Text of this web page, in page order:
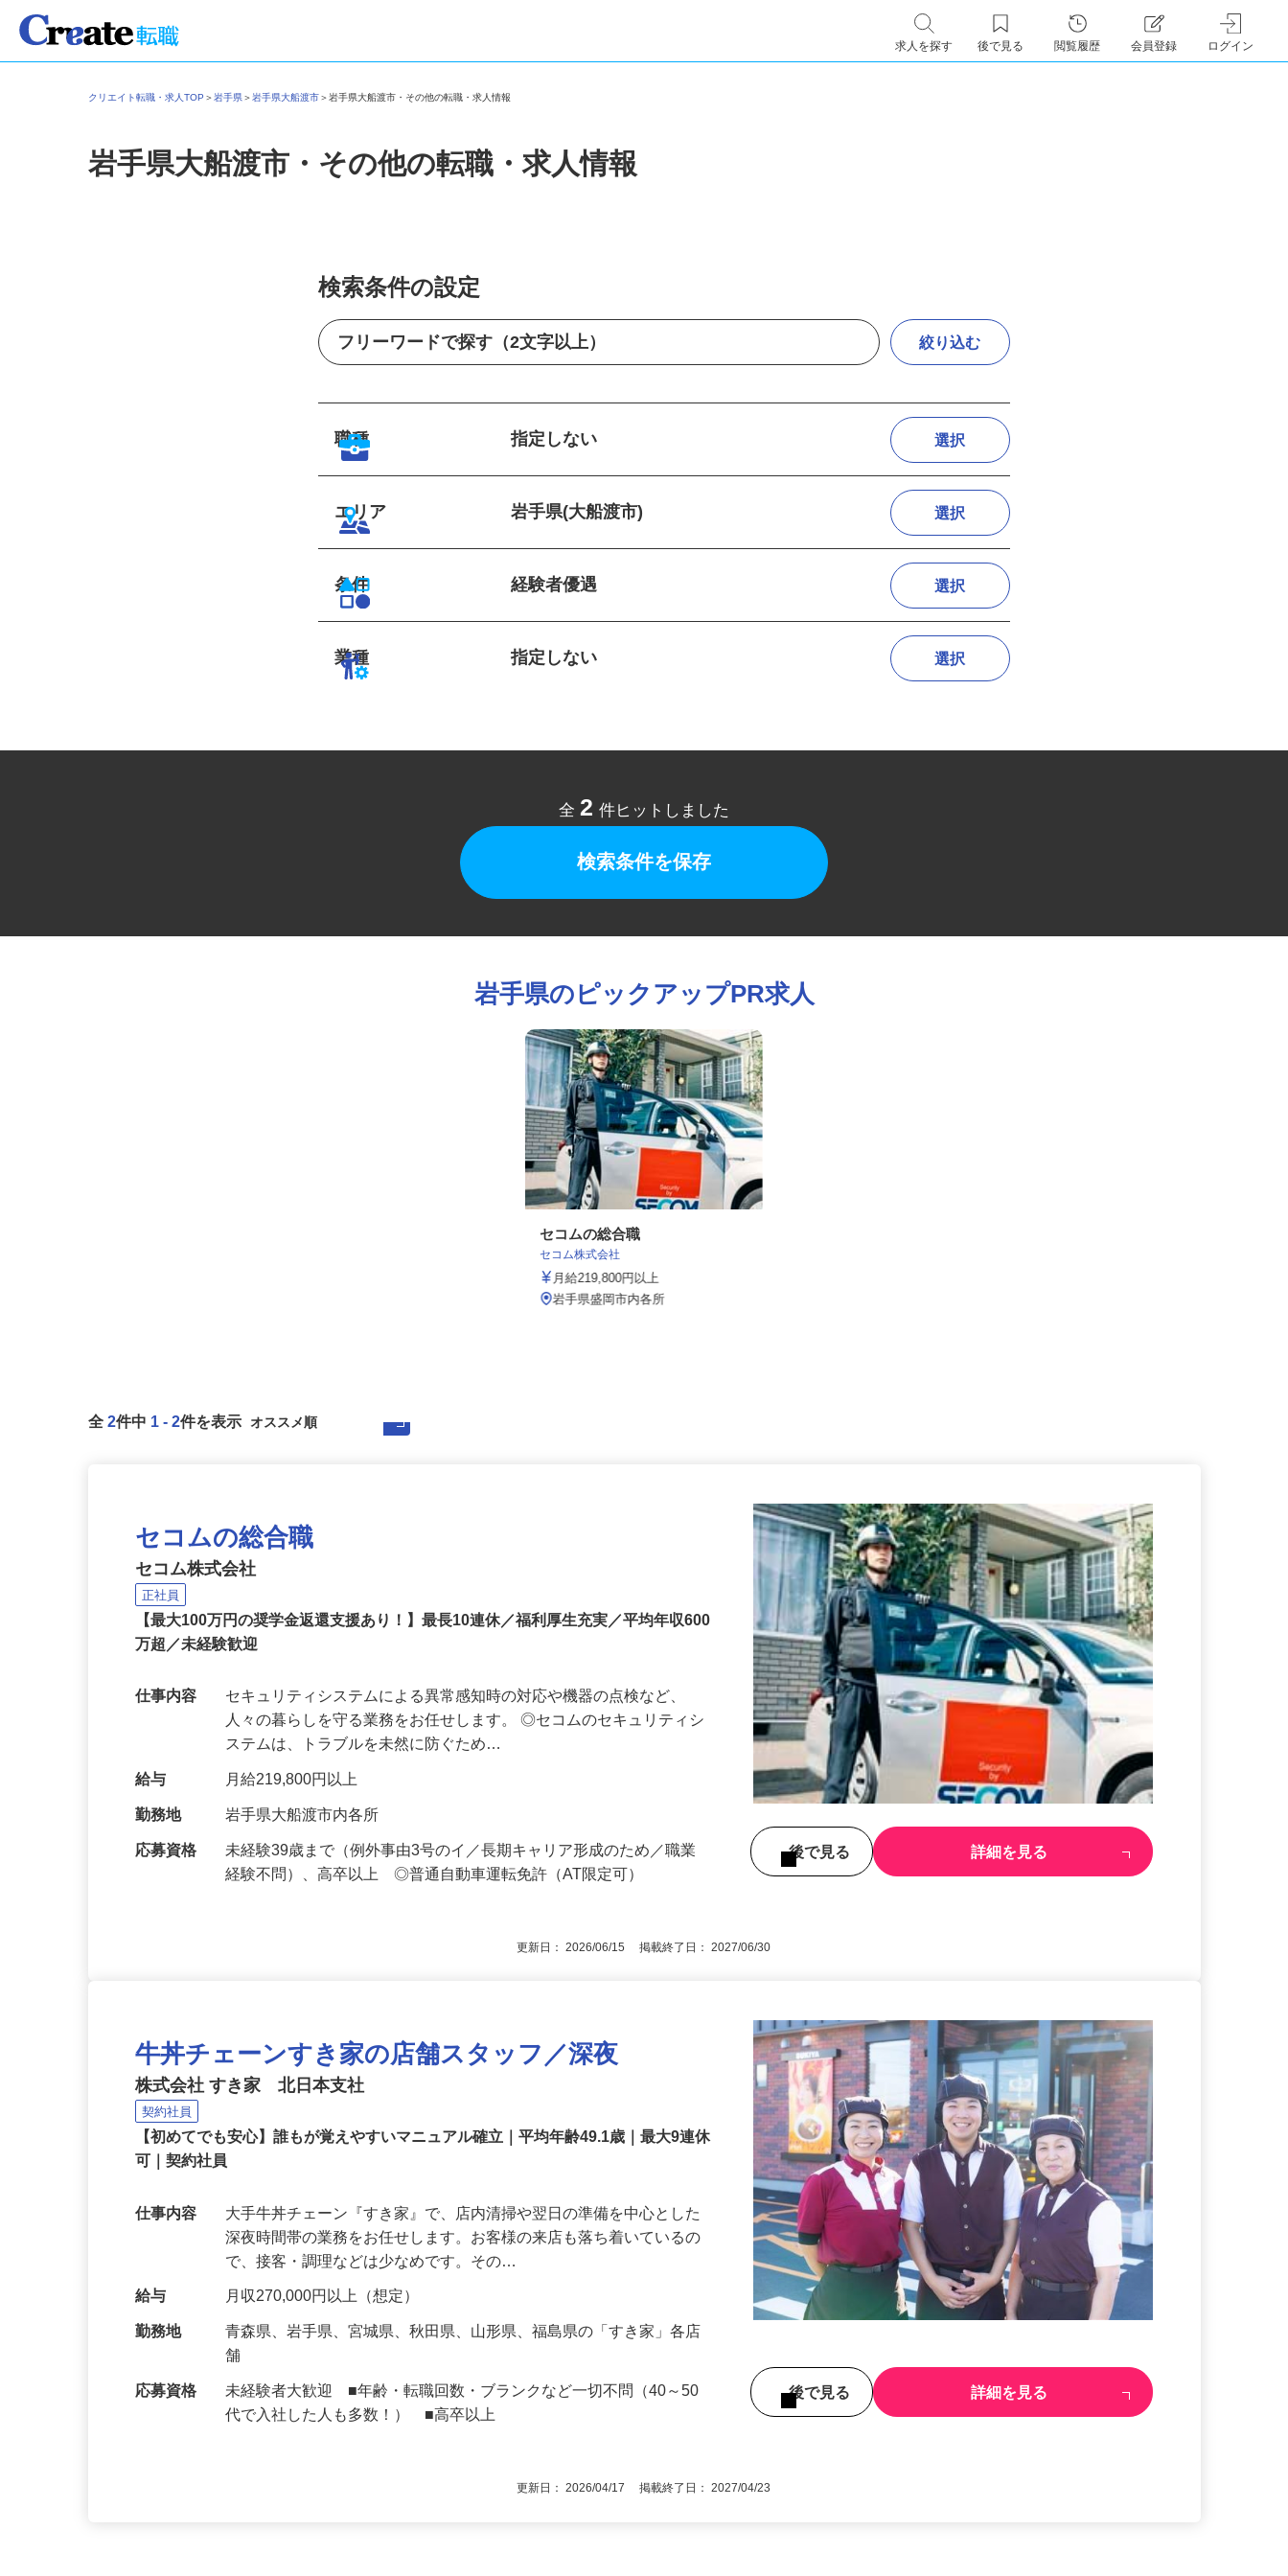
求人を探す 後で見る 閲覧履歴 会員登録 ログイン
クリエイト転職・求人TOP＞岩手県＞岩手県大船渡市＞岩手県大船渡市・その他の転職・求人情報
岩手県大船渡市・その他の転職・求人情報
検索条件の設定
絞り込む
職種 指定しない 選択
エリア 岩手県(大船渡市) 選択
条件 経験者優遇 選択
業種 指定しない 選択
全2件ヒットしました
検索条件を保存
岩手県のピックアップPR求人
セコムの総合職
セコム株式会社
月給219,800円以上
セコムの総合職
セコム株式会社
正社員
【最大100万円の奨学金返還支援あり！】最長10連休／福利厚生充実／平均年収600
セキュリティシステムによる異常感知時の対応や機器の点検など、
人々の暮らしを守る業務をお任せします。 ◎セコムのセキュリティシ
ステムは、トラブルを未然に防ぐため…
給与 月給219,800円以上
勤務地 岩手県大船渡市内各所
未経験39歳まで（例外事由3号のイ／長期キャリア形成のため／職業 後で見る 詳細を見る
牛丼チェーンすき家の店舗スタッフ／深夜
株式会社 すき家 北日本支社
契約社員
【初めてでも安心】誰もが覚えやすいマニュアル確立｜平均年齢49.1歳｜最大9連休
大手牛丼チェーン『すき家』で、店内清掃や翌日の準備を中心とした
深夜時間帯の業務をお任せします。お客様の来店も落ち着いているの
で、接客・調理などは少なめです。その…
給与 月収270,000円以上（想定）
舗